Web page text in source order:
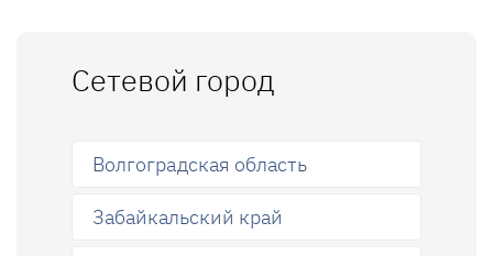
Сетевой город
Волгоградская область
Забайкальский край